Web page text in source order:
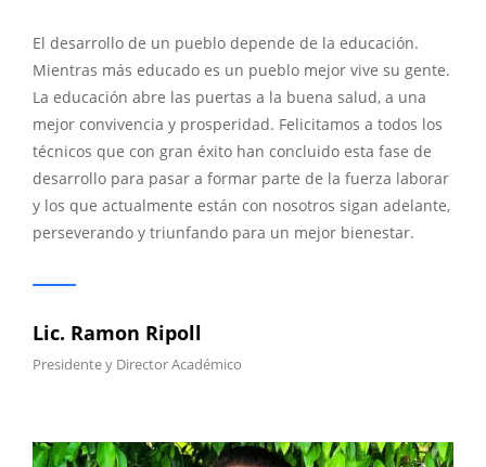
El desarrollo de un pueblo depende de la educación.
Mientras más educado es un pueblo mejor vive su gente.
La educación abre las puertas a la buena salud, a una
mejor convivencia y prosperidad. Felicitamos a todos los
técnicos que con gran éxito han concluido esta fase de
desarrollo para pasar a formar parte de la fuerza laborar
y los que actualmente están con nosotros sigan adelante,
perseverando y triunfando para un mejor bienestar.
Lic. Ramon Ripoll
Presidente y Director Académico